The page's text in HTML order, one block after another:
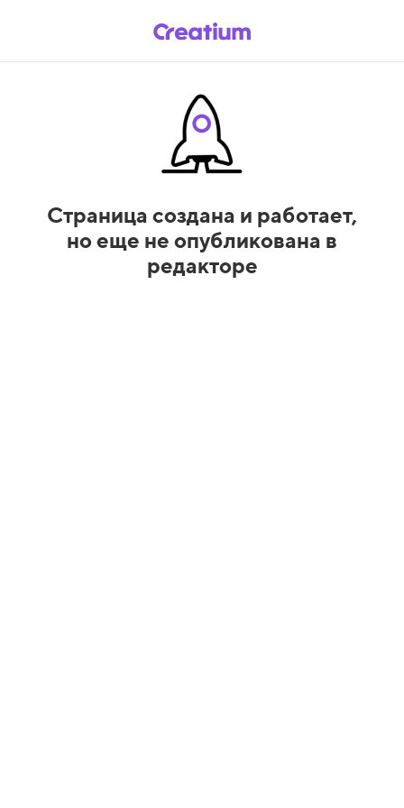
Страница создана и работает,
но еще не опубликована в
редакторе